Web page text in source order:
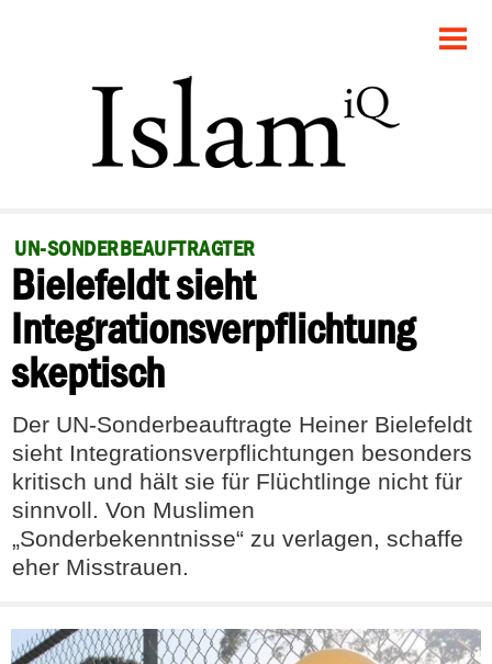
POLITIK
GESELLSCHAFT
RECHT
FEUILLETON
DEBATTE
UN-SONDERBEAUFTRAGTER
Bielefeldt sieht
Integrationsverpflichtung
skeptisch
Der UN-Sonderbeauftragte Heiner Bielefeldt
sieht Integrationsverpflichtungen besonders
kritisch und hält sie für Flüchtlinge nicht für
sinnvoll. Von Muslimen
„Sonderbekenntnisse“ zu verlagen, schaffe
eher Misstrauen.